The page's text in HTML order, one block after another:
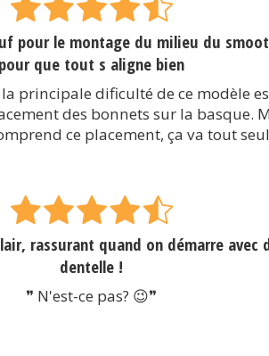
pour le montage du milieu du
pour que tout s aligne bien
principale dificulté de ce modèle
des bonnets sur la basque.
ce placement, ça va tout
rassurant quand on démarre avec
dentelle !
❞ N'est-ce pas? 😉❞